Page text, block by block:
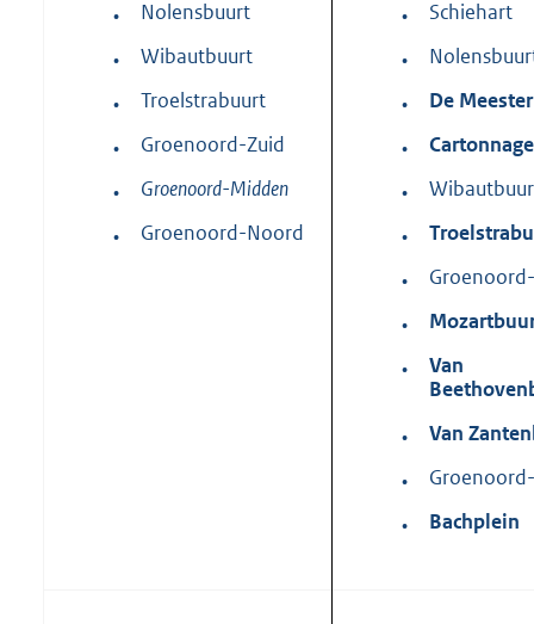
•
Nolensbuurt
•
Wibautbuurt
•
Troelstrabuurt
•
Groenoord-Zuid
•
Groenoord-Midden
•
Groenoord-Noord
•
Schiehart
•
•
De
•
•
•
•
•
•
Van
•
Van
•
•
Bachplein